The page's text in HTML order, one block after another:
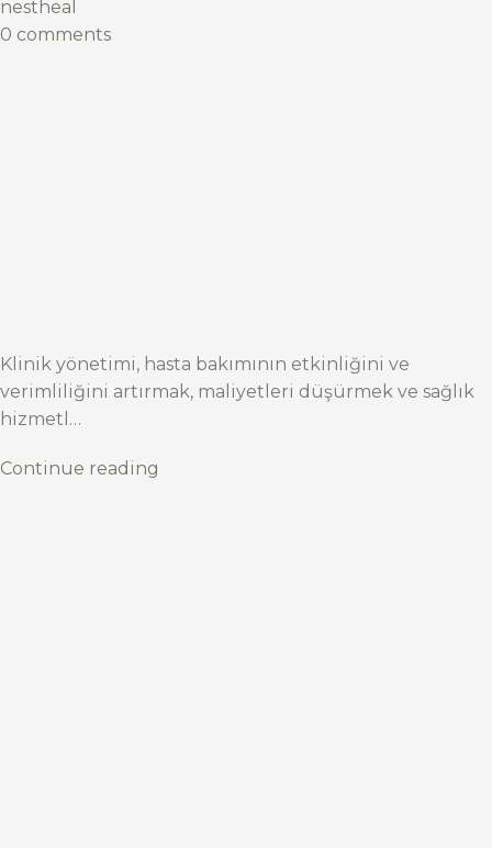
nestheal
0 comments
Klinik yönetimi, hasta bakımının etkinliğini ve
verimliliğini artırmak, maliyetleri düşürmek ve sağlık
hizmetl…
Continue reading